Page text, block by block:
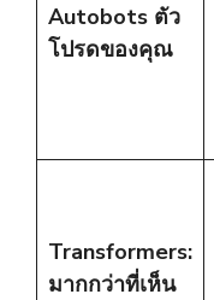
Autobots ตัว
โปรดของคุณ
Transformers:
มากกว่าที่เห็น